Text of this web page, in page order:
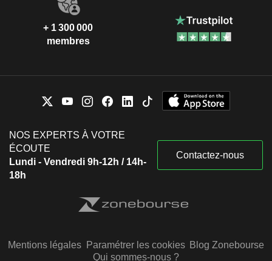
+ 1 300 000
membres
NOS EXPERTS À VOTRE
ÉCOUTE
Lundi - Vendredi 9h-12h / 14h-
18h
Contactez-nous
Mentions légales Paramétrer les cookies Blog Zonebourse
Qui sommes-nous ?